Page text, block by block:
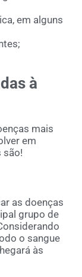
em alguns
à
mais
em
são!
as doenças
grupo de
o sangue
às